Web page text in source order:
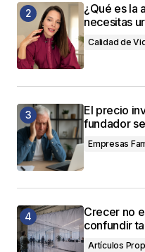
¿Qué es la
necesitas
Calidad de
El precio
fundador
Empresas
Crecer no
confundir
Artículos